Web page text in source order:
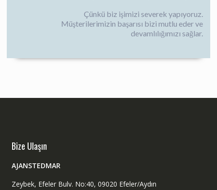
Çünkü biz işimizi severek yapıyoruz.
Müşterilerimizin başarısı bizi mutlu eder ve
devamlılığımızı sağlar.
Bize Ulaşın
AJANSTEDMAR
Zeybek, Efeler Bulv. No:40, 09020 Efeler/Aydın